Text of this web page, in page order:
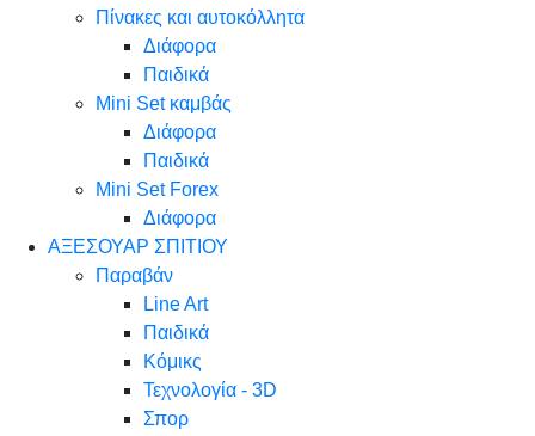
Πίνακες και αυτοκόλλητα
Διάφορα
Παιδικά
Mini Set καμβάς
Διάφορα
Παιδικά
Mini Set Forex
Διάφορα
ΑΞΕΣΟΥΑΡ ΣΠΙΤΙΟΥ
Παραβάν
Line Art
Παιδικά
Κόμικς
Τεχνολογία - 3D
Σπορ